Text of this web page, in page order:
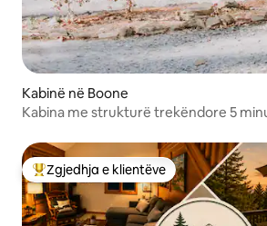
Kabinë në Boone
Kabina me strukturë trekëndore 5
Më të mirat e zgjedhjeve të klientëve
Zgjedhja e klientëve